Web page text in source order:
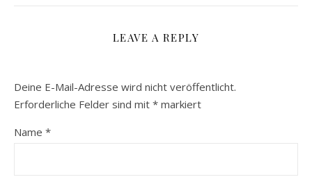
LEAVE A REPLY
Deine E-Mail-Adresse wird nicht veröffentlicht.
Erforderliche Felder sind mit * markiert
Name *